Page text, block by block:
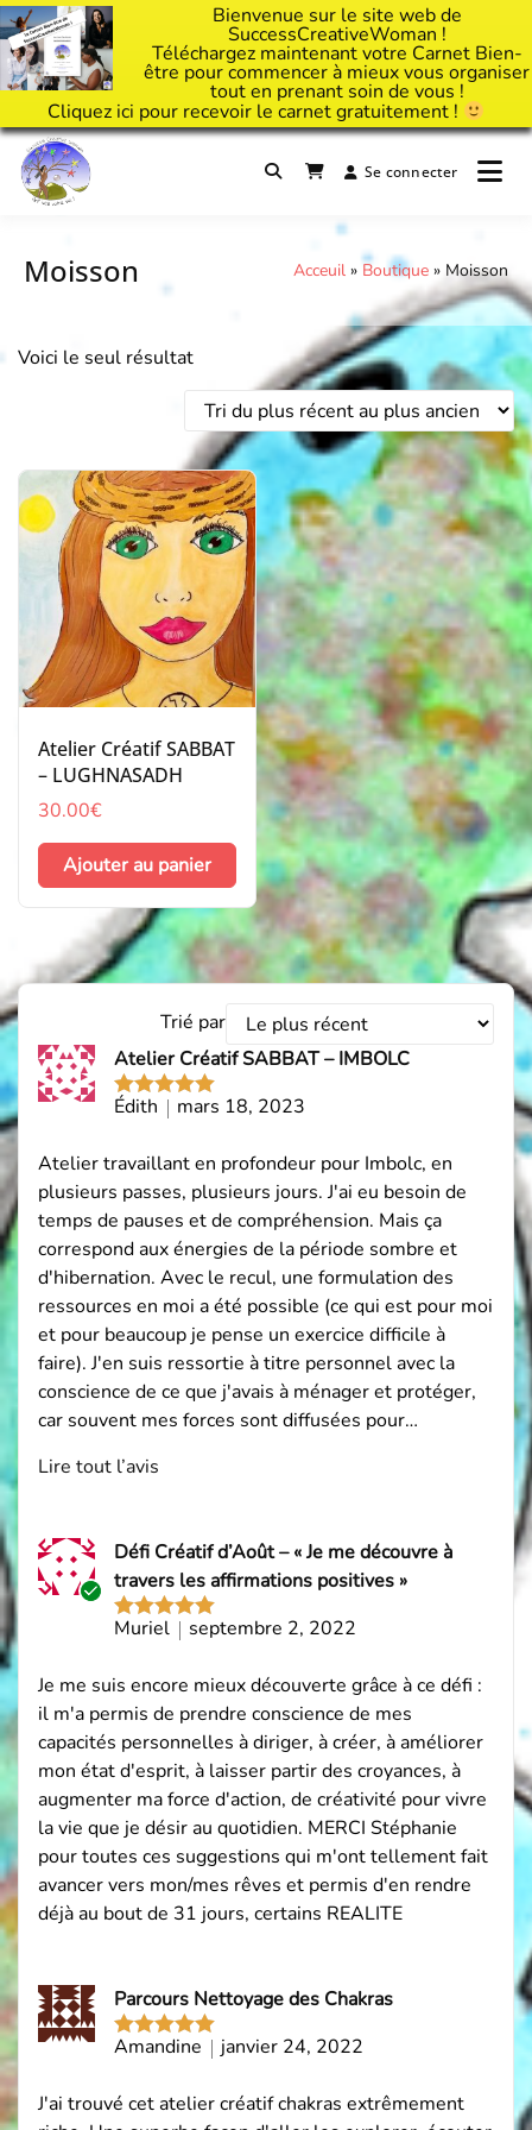
Bienvenue sur le site web de
SuccessCreativeWoman !
Téléchargez maintenant votre Carnet Bien-
être pour commencer à mieux vous organiser
tout en prenant soin de vous !
Cliquez ici pour recevoir le carnet gratuitement !
Passer
contenu
Il est temps d'ART'ivez votre vie !Se connecter
Moisson Acceuil » Boutique » Moisson
Voici le seul résultat
Atelier Créatif SABBAT
– LUGHNASADH
30.00€
Ajouter au panier
Trié parTrier
avis
par
Note5
sur
Atelier Créatif SABBAT – IMBOLC
Édith
mars 18, 2023
Atelier travaillant en profondeur pour Imbolc, en
plusieurs passes, plusieurs jours. J'ai eu besoin de
temps de pauses et de compréhension. Mais ça
correspond aux énergies de la période sombre et
d'hibernation. Avec le recul, une formulation des
ressources en moi a été possible (ce qui est pour moi
et pour beaucoup je pense un exercice difficile à
faire). J'en suis ressortie à titre personnel avec la
conscience de ce que j'avais à ménager et protéger,
car souvent mes forces sont diffusées pour…
Lire tout l’avis
Acheteur
vérifiéNote5sur
Défi Créatif d’Août – « Je me découvre à
travers les affirmations positives »
Muriel
septembre 2, 2022
Je me suis encore mieux découverte grâce à ce défi :
il m'a permis de prendre conscience de mes
capacités personnelles à diriger, à créer, à améliorer
mon état d'esprit, à laisser partir des croyances, à
augmenter ma force d'action, de créativité pour vivre
la vie que je désir au quotidien. MERCI Stéphanie
pour toutes ces suggestions qui m'ont tellement fait
avancer vers mon/mes rêves et permis d'en rendre
déjà au bout de 31 jours, certains REALITE
Note5sur
Parcours Nettoyage des Chakras
Amandine
janvier 24, 2022
J'ai trouvé cet atelier créatif chakras extrêmement